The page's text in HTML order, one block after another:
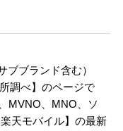
ブブランド含む）
調べ】のページで
MVNO MNO
ソ
楽天モバイル】の最新